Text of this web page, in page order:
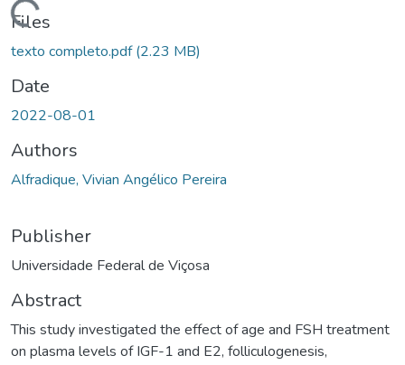
Files
texto completo.pdf(2.23 MB)
Date
2022-08-01
Authors
Alfradique, Vivian Angélico Pereira
Publisher
Universidade Federal de Viçosa
Abstract
This study investigated the effect of age and FSH treatment
on plasma levels of IGF-1 and E2, folliculogenesis,